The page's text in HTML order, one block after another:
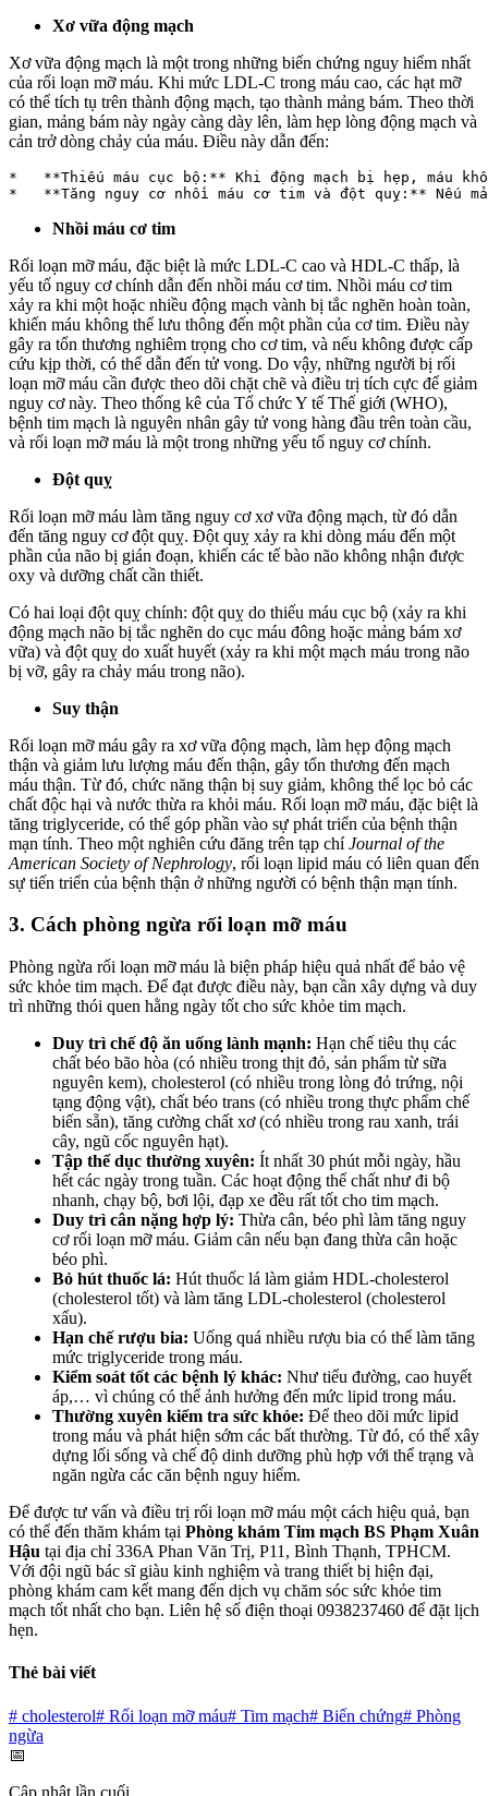
Xơ vữa động mạch
Xơ vữa động mạch là một trong những biến chứng nguy hiểm nhất
của rối loạn mỡ máu. Khi mức LDL-C trong máu cao, các hạt mỡ
có thể tích tụ trên thành động mạch, tạo thành mảng bám. Theo thời
gian, mảng bám này ngày càng dày lên, làm hẹp lòng động mạch và
cản trở dòng chảy của máu. Điều này dẫn đến:
*   **Thiếu máu cục bộ:** Khi động mạch bị hẹp, máu
Nhồi máu cơ tim
Rối loạn mỡ máu, đặc biệt là mức LDL-C cao và HDL-C thấp, là
yếu tố nguy cơ chính dẫn đến nhồi máu cơ tim. Nhồi máu cơ tim
xảy ra khi một hoặc nhiều động mạch vành bị tắc nghẽn hoàn toàn,
khiến máu không thể lưu thông đến một phần của cơ tim. Điều này
gây ra tổn thương nghiêm trọng cho cơ tim, và nếu không được cấp
cứu kịp thời, có thể dẫn đến tử vong. Do vậy, những người bị rối
loạn mỡ máu cần được theo dõi chặt chẽ và điều trị tích cực để giảm
nguy cơ này. Theo thống kê của Tổ chức Y tế Thế giới (WHO),
bệnh tim mạch là nguyên nhân gây tử vong hàng đầu trên toàn cầu,
và rối loạn mỡ máu là một trong những yếu tố nguy cơ chính.
Đột quỵ
Rối loạn mỡ máu làm tăng nguy cơ xơ vữa động mạch, từ đó dẫn
đến tăng nguy cơ đột quỵ. Đột quỵ xảy ra khi dòng máu đến một
phần của não bị gián đoạn, khiến các tế bào não không nhận được
oxy và dưỡng chất cần thiết.
Có hai loại đột quỵ chính: đột quỵ do thiếu máu cục bộ (xảy ra khi
động mạch não bị tắc nghẽn do cục máu đông hoặc mảng bám xơ
vữa) và đột quỵ do xuất huyết (xảy ra khi một mạch máu trong não
bị vỡ, gây ra chảy máu trong não).
Suy thận
Rối loạn mỡ máu gây ra xơ vữa động mạch, làm hẹp động mạch
thận và giảm lưu lượng máu đến thận, gây tổn thương đến mạch
máu thận. Từ đó, chức năng thận bị suy giảm, không thể lọc bỏ các
chất độc hại và nước thừa ra khỏi máu. Rối loạn mỡ máu, đặc biệt là
tăng triglyceride, có thể góp phần vào sự phát triển của bệnh thận
mạn tính. Theo một nghiên cứu đăng trên tạp chíJournal of the
American Society of Nephrology, rối loạn lipid máu có liên quan đến
sự tiến triển của bệnh thận ở những người có bệnh thận mạn tính.
3. Cách phòng ngừa rối loạn mỡ máu
Phòng ngừa rối loạn mỡ máu là biện pháp hiệu quả nhất để bảo vệ
sức khỏe tim mạch. Để đạt được điều này, bạn cần xây dựng và duy
trì những thói quen hằng ngày tốt cho sức khỏe tim mạch.
Duy trì chế độ ăn uống lành mạnh: Hạn chế tiêu thụ các
chất béo bão hòa (có nhiều trong thịt đỏ, sản phẩm từ sữa
nguyên kem), cholesterol (có nhiều trong lòng đỏ trứng, nội
tạng động vật), chất béo trans (có nhiều trong thực phẩm chế
biến sẵn), tăng cường chất xơ (có nhiều trong rau xanh, trái
cây, ngũ cốc nguyên hạt).
Tập thể dục thường xuyên: Ít nhất 30 phút mỗi ngày, hầu
hết các ngày trong tuần. Các hoạt động thể chất như đi bộ
nhanh, chạy bộ, bơi lội, đạp xe đều rất tốt cho tim mạch.
Duy trì cân nặng hợp lý: Thừa cân, béo phì làm tăng nguy
cơ rối loạn mỡ máu. Giảm cân nếu bạn đang thừa cân hoặc
béo phì.
Bỏ hút thuốc lá: Hút thuốc lá làm giảm HDL-cholesterol
(cholesterol tốt) và làm tăng LDL-cholesterol (cholesterol
xấu).
Hạn chế rượu bia: Uống quá nhiều rượu bia có thể làm tăng
mức triglyceride trong máu.
Kiểm soát tốt các bệnh lý khác: Như tiểu đường, cao huyết
áp,… vì chúng có thể ảnh hưởng đến mức lipid trong máu.
Thường xuyên kiểm tra sức khỏe: Để theo dõi mức lipid
trong máu và phát hiện sớm các bất thường. Từ đó, có thể xây
dựng lối sống và chế độ dinh dưỡng phù hợp với thể trạng và
ngăn ngừa các căn bệnh nguy hiểm.
Để được tư vấn và điều trị rối loạn mỡ máu một cách hiệu quả, bạn
có thể đến thăm khám tại Phòng khám Tim mạch BS Phạm Xuân
Hậu tại địa chỉ 336A Phan Văn Trị, P11, Bình Thạnh, TPHCM.
Với đội ngũ bác sĩ giàu kinh nghiệm và trang thiết bị hiện đại,
phòng khám cam kết mang đến dịch vụ chăm sóc sức khỏe tim
mạch tốt nhất cho bạn. Liên hệ số điện thoại 0938237460 để đặt lịch
hẹn.
Thẻ bài viết
# cholesterol# Rối loạn mỡ máu# Tim mạch# Biến chứng# Phòng
ngừa
📅
Cập nhật lần cuối